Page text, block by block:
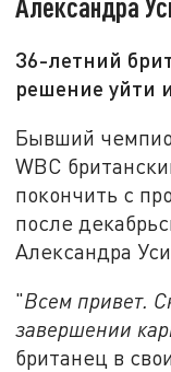
36-летний
решение уйти
Бывший
WBC
покончить с
после
Александра
"Всем привет.
завершении
британец в